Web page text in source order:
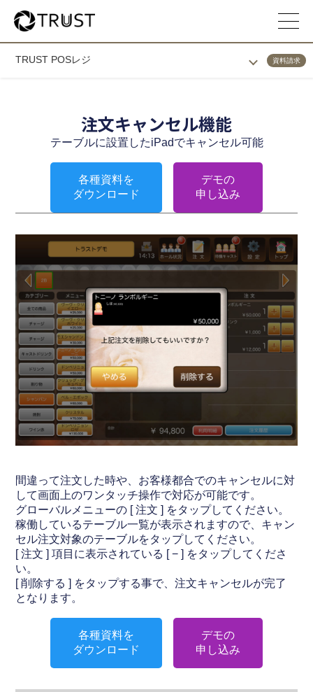
TRUST POSレジ 資料請求
注文キャンセル機能
テーブルに設置したiPadでキャンセル可能
各種資料を
ダウンロード
デモの
申し込み
間違って注文した時や、お客様都合でのキャンセルに対
して画面上のワンタッチ操作で対応が可能です。
グローバルメニューの [ 注文 ] をタップしてください。
稼働しているテーブル一覧が表示されますので、キャン
セル注文対象のテーブルをタップしてください。
[ 注文 ] 項目に表示されている [ − ] をタップしてくださ
い。
[ 削除する ] をタップする事で、注文キャンセルが完了
となります。
各種資料を
ダウンロード
デモの
申し込み